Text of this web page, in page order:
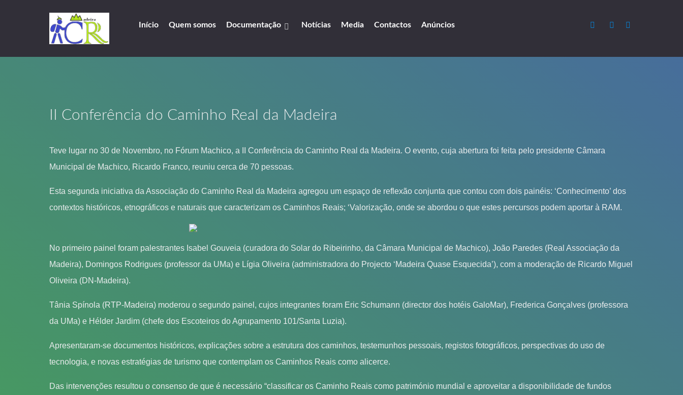
Início Quem somos Documentação Notícias Media Contactos Anúncios
II Conferência do Caminho Real da Madeira
Teve lugar no 30 de Novembro, no Fórum Machico, a II Conferência do Caminho Real da Madeira. O evento, cuja abertura foi feita pelo presidente Câmara
Municipal de Machico, Ricardo Franco, reuniu cerca de 70 pessoas.
Esta segunda iniciativa da Associação do Caminho Real da Madeira agregou um espaço de reflexão conjunta que contou com dois painéis: ‘Conhecimento’ dos
contextos históricos, etnográficos e naturais que caracterizam os Caminhos Reais; ‘Valorização, onde se abordou o que estes percursos podem aportar à RAM.
No primeiro painel foram palestrantes Isabel Gouveia (curadora do Solar do Ribeirinho, da Câmara Municipal de Machico), João Paredes (Real Associação da
Madeira), Domingos Rodrigues (professor da UMa) e Lígia Oliveira (administradora do Projecto ‘Madeira Quase Esquecida’), com a moderação de Ricardo Miguel
Oliveira (DN-Madeira).
Tânia Spínola (RTP-Madeira) moderou o segundo painel, cujos integrantes foram Eric Schumann (director dos hotéis GaloMar), Frederica Gonçalves (professora
da UMa) e Hélder Jardim (chefe dos Escoteiros do Agrupamento 101/Santa Luzia).
Apresentaram-se documentos históricos, explicações sobre a estrutura dos caminhos, testemunhos pessoais, registos fotográficos, perspectivas do uso de
tecnologia, e novas estratégias de turismo que contemplam os Caminhos Reais como alicerce.
Das intervenções resultou o consenso de que é necessário “classificar os Caminho Reais como património mundial e aproveitar a disponibilidade de fundos